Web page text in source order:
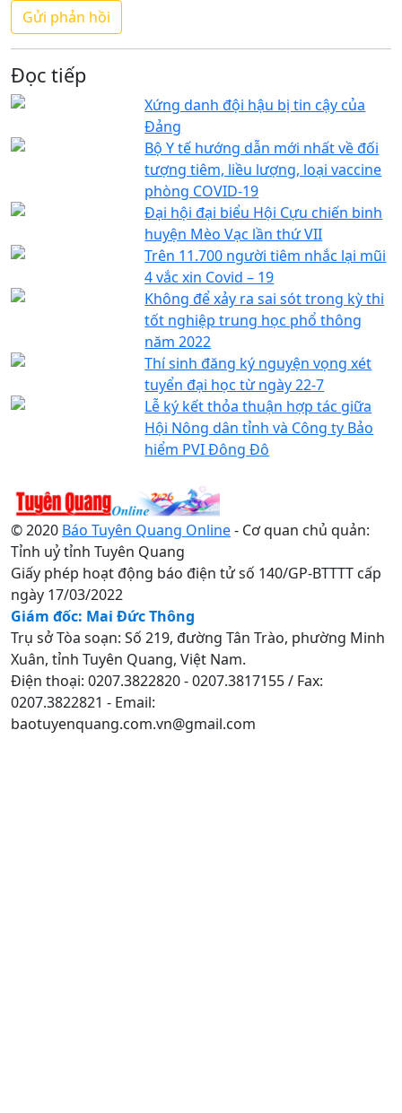
Đọc tiếp
Xứng danh đội hậu bị tin cậy của
Đảng
Bộ Y tế hướng dẫn mới nhất về đối
tượng tiêm, liều lượng, loại vaccine
phòng COVID-19
Đại hội đại biểu Hội Cựu chiến binh
huyện Mèo Vạc lần thứ VII
Trên 11.700 người tiêm nhắc lại mũi
4 vắc xin Covid – 19
Không để xảy ra sai sót trong kỳ thi
tốt nghiệp trung học phổ thông
năm 2022
Thí sinh đăng ký nguyện vọng xét
tuyển đại học từ ngày 22-7
Lễ ký kết thỏa thuận hợp tác giữa
Hội Nông dân tỉnh và Công ty Bảo
hiểm PVI Đông Đô
© 2020 Báo Tuyên Quang Online- Cơ quan chủ quản:
Tỉnh uỷ tỉnh Tuyên Quang
Giấy phép hoạt động báo điện tử số 140/GP-BTTTT cấp
ngày 17/03/2022
Giám đốc: Mai Đức Thông
Trụ sở Tòa soạn: Số 219, đường Tân Trào, phường Minh
Xuân, tỉnh Tuyên Quang, Việt Nam.
Điện thoại: 0207.3822820 - 0207.3817155 / Fax:
0207.3822821 - Email:
baotuyenquang.com.vn@gmail.com